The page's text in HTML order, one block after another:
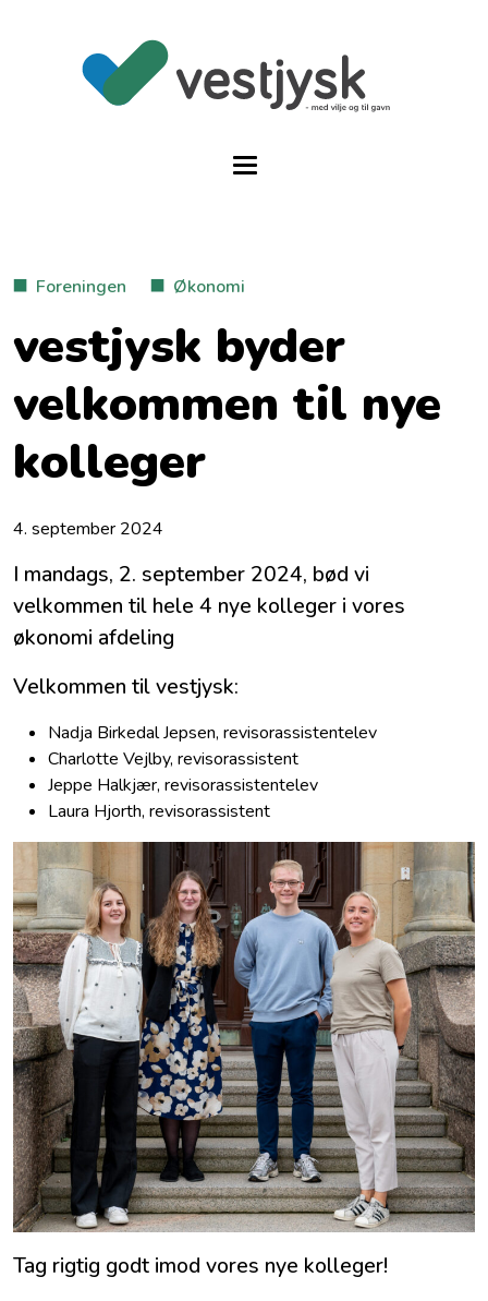
Foreningen Økonomi
vestjysk byder
velkommen til nye
kolleger
4. september 2024
I mandags, 2. september 2024, bød vi
velkommen til hele 4 nye kolleger i vores
økonomi afdeling
Velkommen til vestjysk:
Nadja Birkedal Jepsen, revisorassistentelev
Charlotte Vejlby, revisorassistent
Jeppe Halkjær, revisorassistentelev
Laura Hjorth, revisorassistent
Tag rigtig godt imod vores nye kolleger!